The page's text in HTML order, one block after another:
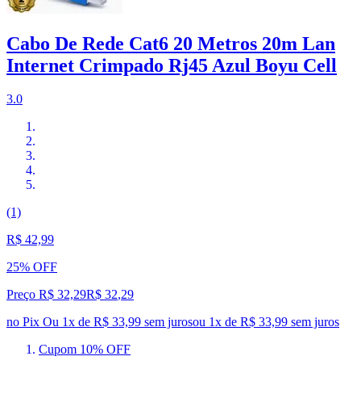
Cabo De Rede Cat6 20 Metros 20m Lan
Internet Crimpado Rj45 Azul Boyu Cell
3.0
(1)
R$ 42,99
25% OFF
Preço R$ 32,29R$ 32,29
no Pix Ou 1x de R$ 33,99 sem jurosou 1x de R$ 33,99 sem juros
Cupom 10% OFF